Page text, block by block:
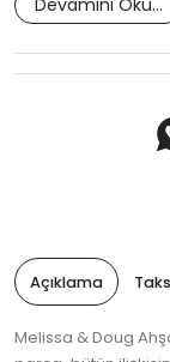
Devamını Oku...
Açıklama
Melissa & Doug